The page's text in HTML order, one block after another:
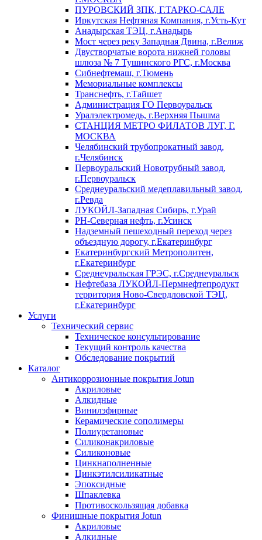
ПУРОВСКИЙ ЗПК, Г.ТАРКО-САЛЕ
Иркутская Нефтяная Компания, г.Усть-Кут
Анадырская ТЭЦ, г.Анадырь
Мост через реку Западная Двина, г.Велиж
Двустворчатые ворота нижней головы
шлюза № 7 Тушинского РГС, г.Москва
Сибнефтемаш, г.Тюмень
Мемориальные комплексы
Транснефть, г.Тайшет
Администрация ГО Первоуральск
Уралэлектромедь, г.Верхняя Пышма
СТАНЦИЯ МЕТРО ФИЛАТОВ ЛУГ, Г.
МОСКВА
Челябинский трубопрокатный завод,
г.Челябинск
Первоуральский Новотрубный завод,
г.Первоуральск
Среднеуральский медеплавильный завод,
г.Ревда
ЛУКОЙЛ-Западная Сибирь, г.Урай
РН-Северная нефть, г.Усинск
Надземный пешеходный переход через
объездную дорогу, г.Екатеринбург
Екатеринбургский Метрополитен,
г.Екатеринбург
Среднеуральская ГРЭС, г.Среднеуральск
Нефтебаза ЛУКОЙЛ-Пермнефтепродукт
территория Ново-Свердловской ТЭЦ,
г.Екатеринбург
Услуги
Технический сервис
Техническое консультирование
Текущий контроль качества
Обследование покрытий
Каталог
Антикоррозионные покрытия Jotun
Акриловые
Алкидные
Винилэфирные
Керамические сополимеры
Полиуретановые
Силиконакриловые
Силиконовые
Цинкнаполненные
Цинкэтилсиликатные
Эпоксидные
Шпаклевка
Противоскользящая добавка
Финишные покрытия Jotun
Акриловые
Алкидные